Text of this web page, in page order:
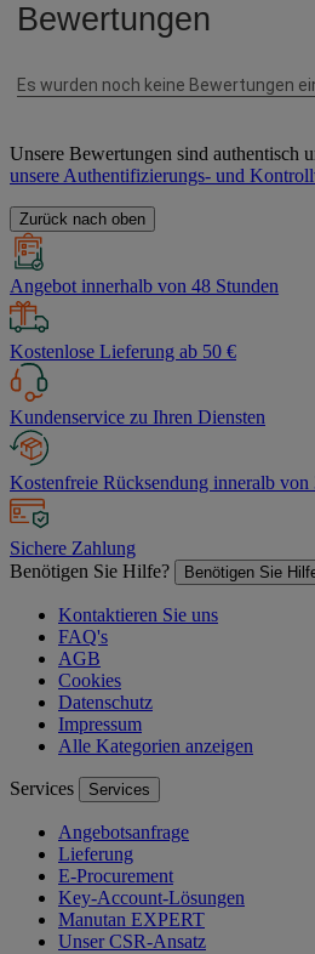
Unsere Bewertungen sind authentisch
unsere Authentifizierungs- und
Zurück nach oben
Angebot innerhalb von 48 Stunden
Kostenlose Lieferung ab 50 €
Kundenservice zu Ihren Diensten
Kostenfreie Rücksendung inneralb von
Sichere Zahlung
Benötigen Sie Hilfe?
Benötigen Sie
Kontaktieren Sie uns
FAQ's
AGB
Cookies
Datenschutz
Impressum
Alle Kategorien anzeigen
Services Services
Angebotsanfrage
Lieferung
E-Procurement
Key-Account-Lösungen
Manutan EXPERT
Unser CSR-Ansatz